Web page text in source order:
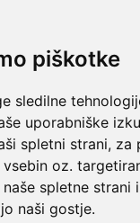
piškotke
sledilne
uporabniške
spletni strani, za
oz.
spletne strani
naši gostje.